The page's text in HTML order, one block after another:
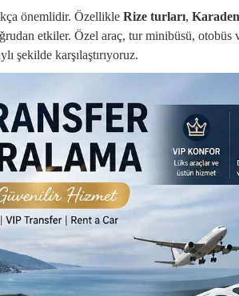
önemlidir. Özellikle Rize turları,
etkiler. Özel araç, tur minibüsü, otobüs
şekilde karşılaştırıyoruz.